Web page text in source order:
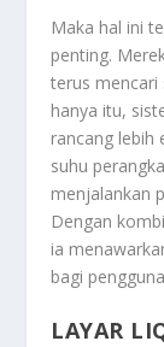
Maka hal ini
penting.
terus mencari
hanya itu,
rancang lebih
suhu
menjalankan
Dengan
ia
bagi
LAYAR